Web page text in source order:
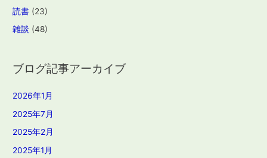
読書 (23)
雑談 (48)
ブログ記事アーカイブ
2026年1月
2025年7月
2025年2月
2025年1月